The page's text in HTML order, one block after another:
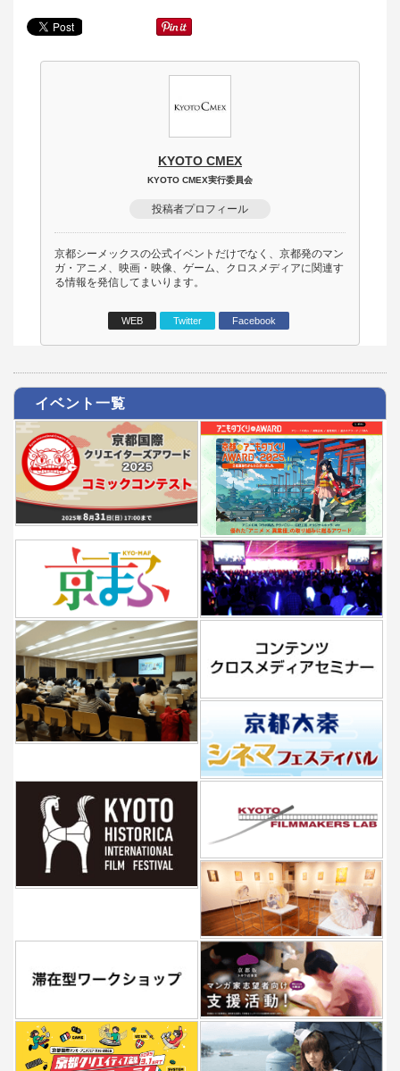
KYOTO CMEX
KYOTO CMEX実行委員会
投稿者プロフィール
京都シーメックスの公式イベントだけでなく、京都発のマン
ガ・アニメ、映画・映像、ゲーム、クロスメディアに関連す
る情報を発信してまいります。
WEB Twitter Facebook
イベント一覧